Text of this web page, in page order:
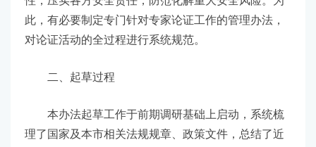
此，有必要制定专门针对专家论证工作的管理办法，
对论证活动的全过程进行系统规范。
二、起草过程
本办法起草工作于前期调研基础上启动，系统梳
理了国家及本市相关法规规章、政策文件，总结了近